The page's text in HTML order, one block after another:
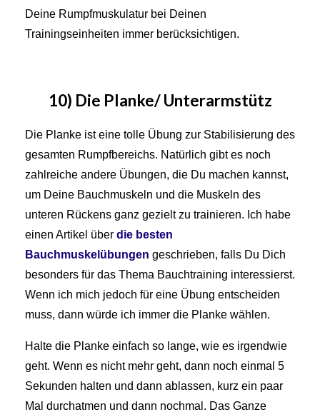
Deine Rumpfmuskulatur bei Deinen
Trainingseinheiten immer berücksichtigen.
10) Die Planke/ Unterarmstütz
Die Planke ist eine tolle Übung zur Stabilisierung des
gesamten Rumpfbereichs. Natürlich gibt es noch
zahlreiche andere Übungen, die Du machen kannst,
um Deine Bauchmuskeln und die Muskeln des
unteren Rückens ganz gezielt zu trainieren. Ich habe
einen Artikel über die besten
Bauchmuskelübungen geschrieben, falls Du Dich
besonders für das Thema Bauchtraining interessierst.
Wenn ich mich jedoch für eine Übung entscheiden
muss, dann würde ich immer die Planke wählen.
Halte die Planke einfach so lange, wie es irgendwie
geht. Wenn es nicht mehr geht, dann noch einmal 5
Sekunden halten und dann ablassen, kurz ein paar
Mal durchatmen und dann nochmal. Das Ganze